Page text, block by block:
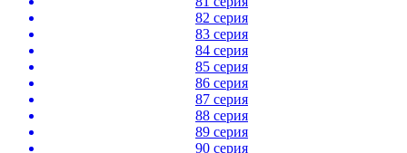
82 серия
83 серия
84 серия
85 серия
86 серия
87 серия
88 серия
89 серия
90 серия